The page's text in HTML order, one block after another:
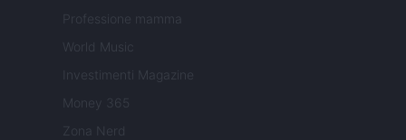
Professione mamma
World Music
Investimenti Magazine
Money 365
Zona Nerd